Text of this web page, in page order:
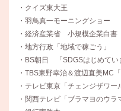
・クイズ東大王
・羽鳥真一モーニングショー
・経済産業省 小規模企業白書
・地方行政「地域で稼ごう」
・BS朝日 「SDGSはじめてい
・TBS東野幸治＆渡辺直美MC
・テレビ東京「チェンジザワー
・関西テレビ「ブラマヨのウラ